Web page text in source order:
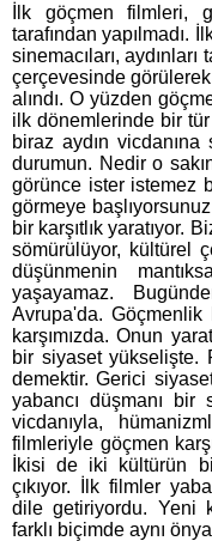
İlk göçmen filmleri,
tarafından yapılmadı.
sinemacıları,
çerçevesinde
alındı. O yüzden
ilk dönemlerinde bir
biraz aydın
durumun. Nedir o
görünce ister istemez
görmeye
bir karşıtlık yaratıyor.
sömürülüyor, kültürel
düşünmenin
yaşayamaz.
Avrupa'da. Göçmenlik
karşımızda. Onun
bir siyaset yükselişte.
demektir. Gerici
yabancı düşmanı bir
vicdanıyla,
filmleriyle göçmen
İkisi de iki kültürün
çıkıyor. İlk filmler
dile getiriyordu. Yeni
farklı biçimde aynı